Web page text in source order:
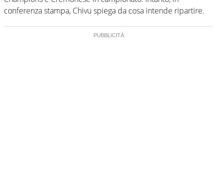
conferenza stampa, Chivu spiega da cosa intende ripartire.